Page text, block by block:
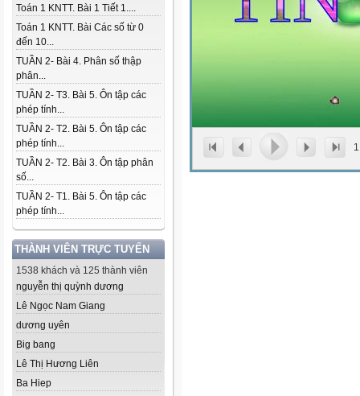
Toán 1 KNTT. Bài 1 Tiết 1....
Toán 1 KNTT. Bài Các số từ 0
đến 10...
TUẦN 2- Bài 4. Phân số thập
phân...
TUẦN 2- T3. Bài 5. Ôn tập các
phép tính...
TUẦN 2- T2. Bài 5. Ôn tập các
phép tính...
TUẦN 2- T2. Bài 3. Ôn tập phân
số...
TUẦN 2- T1. Bài 5. Ôn tập các
phép tính...
THÀNH VIÊN TRỰC TUYẾN
1538 khách và 125 thành viên
nguyễn thị quỳnh dương
Lê Ngọc Nam Giang
dương uyên
Big bang
Lê Thị Hương Liên
Ba Hiep
1